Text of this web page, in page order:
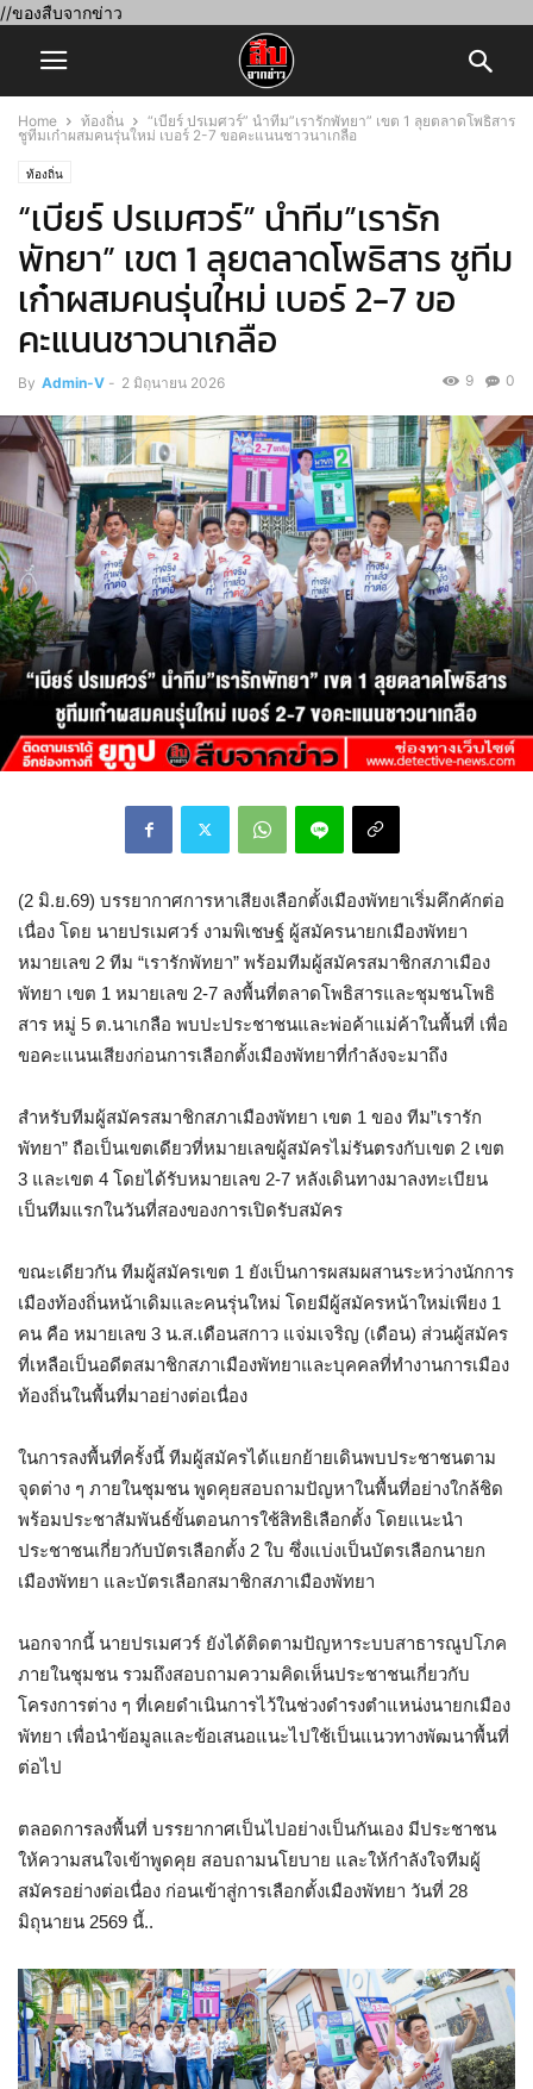
//ของสืบจากข่าว
Home ท้องถิ่น
“เบียร์ ปรเมศวร์” นำทีม”เรารักพัทยา” เขต 1 ลุยตลาดโพธิสาร
ชูทีมเก๋าผสมคนรุ่นใหม่ เบอร์ 2-7 ขอคะแนนชาวนาเกลือ
ท้องถิ่น
“เบียร์ ปรเมศวร์” นำทีม”เรารัก
พัทยา” เขต 1 ลุยตลาดโพธิสาร ชูทีม
เก๋าผสมคนรุ่นใหม่ เบอร์ 2-7 ขอ
คะแนนชาวนาเกลือ
By Admin-V - 2 มิถุนายน 2026 0
9
(2 มิ.ย.69) บรรยากาศการหาเสียงเลือกตั้งเมืองพัทยาเริ่มคึกคักต่อ
เนื่อง โดย นายปรเมศวร์ งามพิเชษฐ์ ผู้สมัครนายกเมืองพัทยา
หมายเลข 2 ทีม “เรารักพัทยา” พร้อมทีมผู้สมัครสมาชิกสภาเมือง
พัทยา เขต 1 หมายเลข 2-7 ลงพื้นที่ตลาดโพธิสารและชุมชนโพธิ
สาร หมู่ 5 ต.นาเกลือ พบปะประชาชนและพ่อค้าแม่ค้าในพื้นที่ เพื่อ
ขอคะแนนเสียงก่อนการเลือกตั้งเมืองพัทยาที่กำลังจะมาถึง
สำหรับทีมผู้สมัครสมาชิกสภาเมืองพัทยา เขต 1 ของ ทีม”เรารัก
พัทยา” ถือเป็นเขตเดียวที่หมายเลขผู้สมัครไม่รันตรงกับเขต 2 เขต
3 และเขต 4 โดยได้รับหมายเลข 2-7 หลังเดินทางมาลงทะเบียน
เป็นทีมแรกในวันที่สองของการเปิดรับสมัคร
ขณะเดียวกัน ทีมผู้สมัครเขต 1 ยังเป็นการผสมผสานระหว่างนักการ
เมืองท้องถิ่นหน้าเดิมและคนรุ่นใหม่ โดยมีผู้สมัครหน้าใหม่เพียง 1
คน คือ หมายเลข 3 น.ส.เดือนสกาว แจ่มเจริญ (เดือน) ส่วนผู้สมัคร
ที่เหลือเป็นอดีตสมาชิกสภาเมืองพัทยาและบุคคลที่ทำงานการเมือง
ท้องถิ่นในพื้นที่มาอย่างต่อเนื่อง
ในการลงพื้นที่ครั้งนี้ ทีมผู้สมัครได้แยกย้ายเดินพบประชาชนตาม
จุดต่าง ๆ ภายในชุมชน พูดคุยสอบถามปัญหาในพื้นที่อย่างใกล้ชิด
พร้อมประชาสัมพันธ์ขั้นตอนการใช้สิทธิเลือกตั้ง โดยแนะนำ
ประชาชนเกี่ยวกับบัตรเลือกตั้ง 2 ใบ ซึ่งแบ่งเป็นบัตรเลือกนายก
เมืองพัทยา และบัตรเลือกสมาชิกสภาเมืองพัทยา
นอกจากนี้ นายปรเมศวร์ ยังได้ติดตามปัญหาระบบสาธารณูปโภค
ภายในชุมชน รวมถึงสอบถามความคิดเห็นประชาชนเกี่ยวกับ
โครงการต่าง ๆ ที่เคยดำเนินการไว้ในช่วงดำรงตำแหน่งนายกเมือง
พัทยา เพื่อนำข้อมูลและข้อเสนอแนะไปใช้เป็นแนวทางพัฒนาพื้นที่
ต่อไป
ตลอดการลงพื้นที่ บรรยากาศเป็นไปอย่างเป็นกันเอง มีประชาชน
ให้ความสนใจเข้าพูดคุย สอบถามนโยบาย และให้กำลังใจทีมผู้
สมัครอย่างต่อเนื่อง ก่อนเข้าสู่การเลือกตั้งเมืองพัทยา วันที่ 28
มิถุนายน 2569 นี้..